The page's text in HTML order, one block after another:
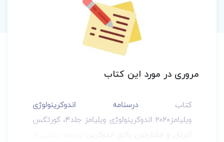
مروری در مورد این کتاب
کتابدرسنامه اندوکرینولوژی
ویلیامز2020
اندوکرینولوژی ویلیامز جلد4،
کورتکس